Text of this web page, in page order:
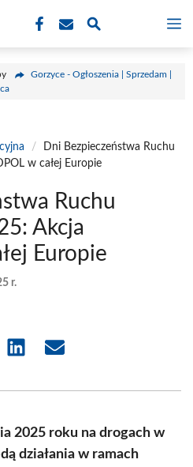
Gorzyce - Ogłoszenia | Sprzedam |
/
Dni Bezpieczeństwa Ruchu
w całej Europie
Ruchu
Akcja
Europie
r.
Share Share
2025 roku na drogach w
działania w ramach